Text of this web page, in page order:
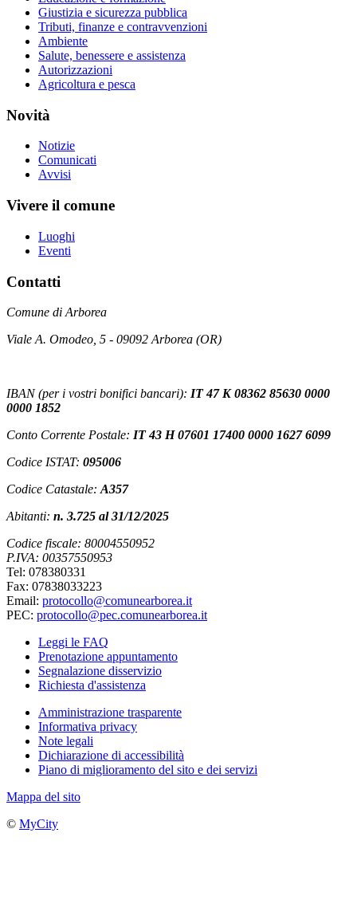
Giustizia e sicurezza pubblica
Tributi, finanze e contravvenzioni
Ambiente
Salute, benessere e assistenza
Autorizzazioni
Agricoltura e pesca
Novità
Notizie
Comunicati
Avvisi
Vivere il comune
Luoghi
Eventi
Contatti
Comune di Arborea
Viale A. Omodeo, 5 - 09092 Arborea (OR)
IBAN (per i vostri bonifici bancari): IT 47 K 08362 85630 0000
0000 1852
Conto Corrente Postale: IT 43 H 07601 17400 0000 1627 6099
Codice ISTAT: 095006
Codice Catastale: A357
Abitanti: n. 3.725 al 31/12/2025
Codice fiscale: 80004550952
P.IVA: 00357550953
Tel: 078380331
Fax: 07838033223
Email: protocollo@comunearborea.it
PEC: protocollo@pec.comunearborea.it
Leggi le FAQ
Prenotazione appuntamento
Segnalazione disservizio
Richiesta d'assistenza
Amministrazione trasparente
Informativa privacy
Note legali
Dichiarazione di accessibilità
Piano di miglioramento del sito e dei servizi
Mappa del sito
© MyCity